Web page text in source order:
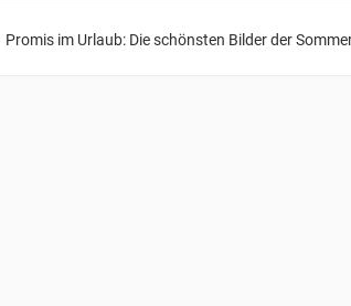
Promis im Urlaub: Die schönsten Bilder der